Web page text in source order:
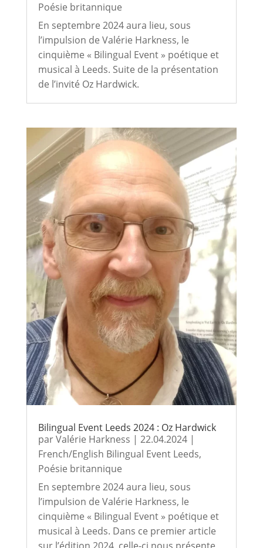
Poésie britannique
En septembre 2024 aura lieu, sous
l’impulsion de Valérie Harkness, le
cinquième « Bilingual Event » poétique et
musical à Leeds. Suite de la présentation
de l’invité Oz Hardwick.
Bilingual Event Leeds 2024 : Oz Hardwick
parValérie Harkness | 22.04.2024|
French/English Bilingual Event Leeds,
Poésie britannique
En septembre 2024 aura lieu, sous
l’impulsion de Valérie Harkness, le
cinquième « Bilingual Event » poétique et
musical à Leeds. Dans ce premier article